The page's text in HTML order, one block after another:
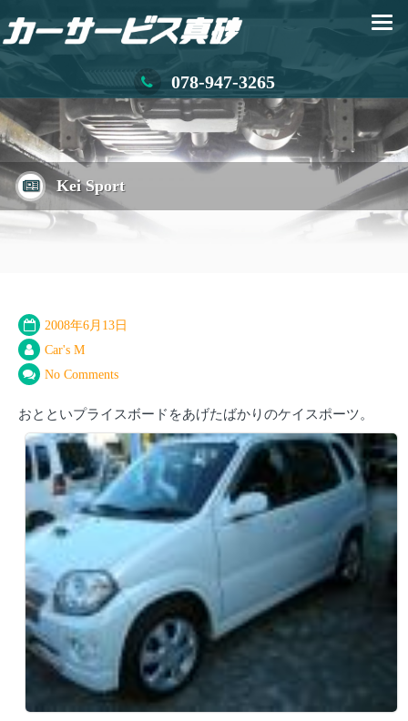
078-947-3265
Kei Sport
2008年6月13日
Car's M
No Comments
おとといプライスボードをあげたばかりのケイスポーツ。